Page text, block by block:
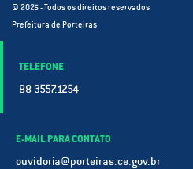
© 2025 - Todos os direitos reservados
Prefeitura de Porteiras
TELEFONE
88 3557.1254
E-MAIL PARA CONTATO
ouvidoria@porteiras.ce.gov.br